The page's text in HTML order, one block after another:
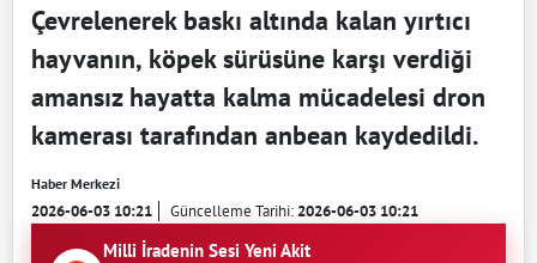
Çevrelenerek baskı altında kalan yırtıcı
hayvanın, köpek sürüsüne karşı verdiği
amansız hayatta kalma mücadelesi dron
kamerası tarafından anbean kaydedildi.
Haber Merkezi
2026-06-03 10:21 Güncelleme Tarihi:2026-06-03 10:21
Milli İradenin Sesi Yeni Akit